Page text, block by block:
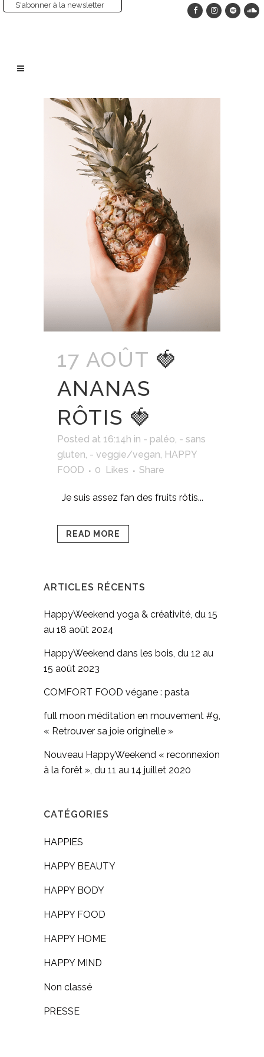
S'abonner à la newsletter
17 AOÛT 🍓
ANANAS
RÔTIS 🍓
Posted at 16:14h in - paléo, - sans
gluten, - veggie/vegan, HAPPY
FOOD
0 Likes Share
Je suis assez fan des fruits rôtis...
READ MORE
ARTICLES RÉCENTS
HappyWeekend yoga & créativité, du 15
au 18 août 2024
HappyWeekend dans les bois, du 12 au
15 août 2023
COMFORT FOOD végane : pasta
full moon méditation en mouvement #9,
« Retrouver sa joie originelle »
Nouveau HappyWeekend « reconnexion
à la forêt », du 11 au 14 juillet 2020
CATÉGORIES
HAPPIES
HAPPY BEAUTY
HAPPY BODY
HAPPY FOOD
HAPPY HOME
HAPPY MIND
Non classé
PRESSE